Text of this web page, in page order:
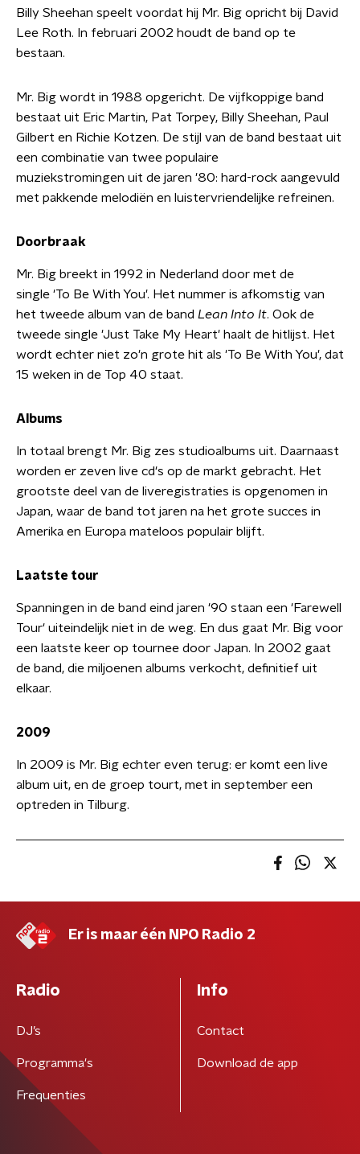
Billy Sheehan speelt voordat hij Mr. Big opricht bij David
Lee Roth. In februari 2002 houdt de band op te
bestaan.
Mr. Big wordt in 1988 opgericht. De vijfkoppige band
bestaat uit Eric Martin, Pat Torpey, Billy Sheehan, Paul
Gilbert en Richie Kotzen. De stijl van de band bestaat uit
een combinatie van twee populaire
muziekstromingen uit de jaren '80: hard-rock aangevuld
met pakkende melodiën en luistervriendelijke refreinen.
Doorbraak
Mr. Big breekt in 1992 in Nederland door met de
single 'To Be With You'. Het nummer is afkomstig van
het tweede album van de band Lean Into It. Ook de
tweede single 'Just Take My Heart' haalt de hitlijst. Het
wordt echter niet zo'n grote hit als 'To Be With You', dat
15 weken in de Top 40 staat.
Albums
In totaal brengt Mr. Big zes studioalbums uit. Daarnaast
worden er zeven live cd's op de markt gebracht. Het
grootste deel van de liveregistraties is opgenomen in
Japan, waar de band tot jaren na het grote succes in
Amerika en Europa mateloos populair blijft.
Laatste tour
Spanningen in de band eind jaren '90 staan een 'Farewell
Tour' uiteindelijk niet in de weg. En dus gaat Mr. Big voor
een laatste keer op tournee door Japan. In 2002 gaat
de band, die miljoenen albums verkocht, definitief uit
elkaar.
2009
In 2009 is Mr. Big echter even terug: er komt een live
album uit, en de groep tourt, met in september een
optreden in Tilburg.
Er is maar één NPO Radio 2
Radio
DJ’s
Programma's
Frequenties
Info
Contact
Download de app